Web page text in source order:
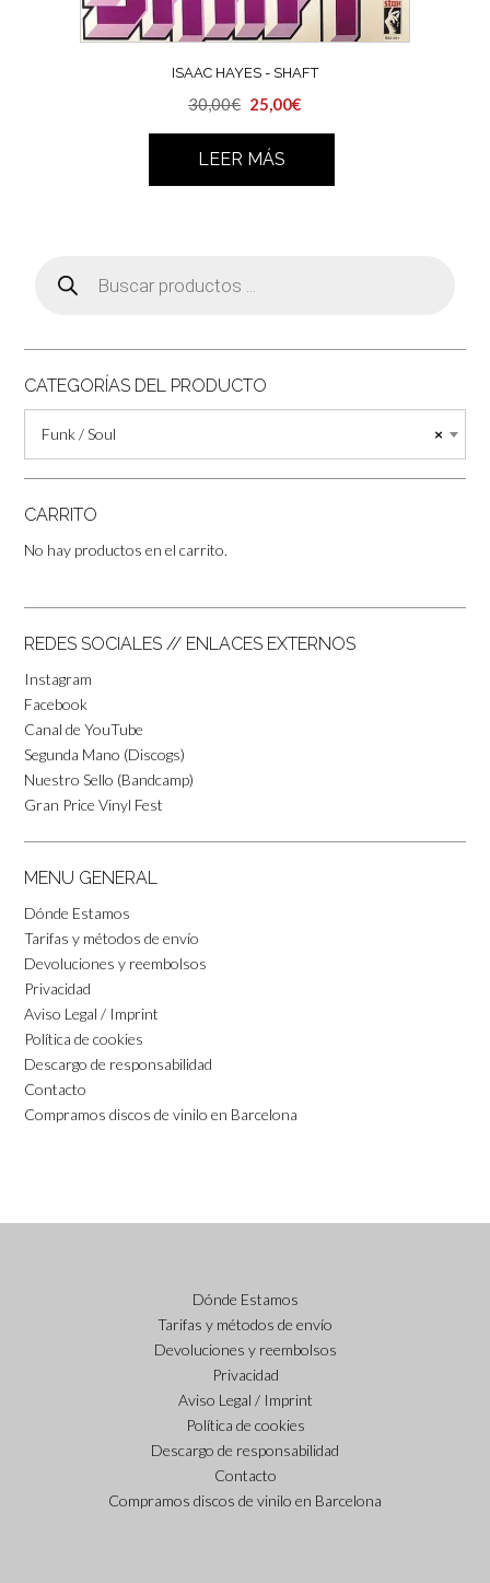
ISAAC HAYES ‎- SHAFT
30,00€ El
original
25,00€
LEER MÁS
productos
CATEGORÍAS DEL PRODUCTO
×
Funk / Soul
CARRITO
No hay productos en el carrito.
REDES SOCIALES // ENLACES EXTERNOS
Instagram
Facebook
Canal de YouTube
Segunda Mano (Discogs)
Nuestro Sello (Bandcamp)
Gran Price Vinyl Fest
MENU GENERAL
Dónde Estamos
Tarifas y métodos de envío
Devoluciones y reembolsos
Privacidad
Aviso Legal / Imprint
Política de cookies
Descargo de responsabilidad
Contacto
Compramos discos de vinilo en Barcelona
Dónde Estamos
Tarifas y métodos de envío
Devoluciones y reembolsos
Privacidad
Aviso Legal / Imprint
Política de cookies
Descargo de responsabilidad
Contacto
Compramos discos de vinilo en Barcelona